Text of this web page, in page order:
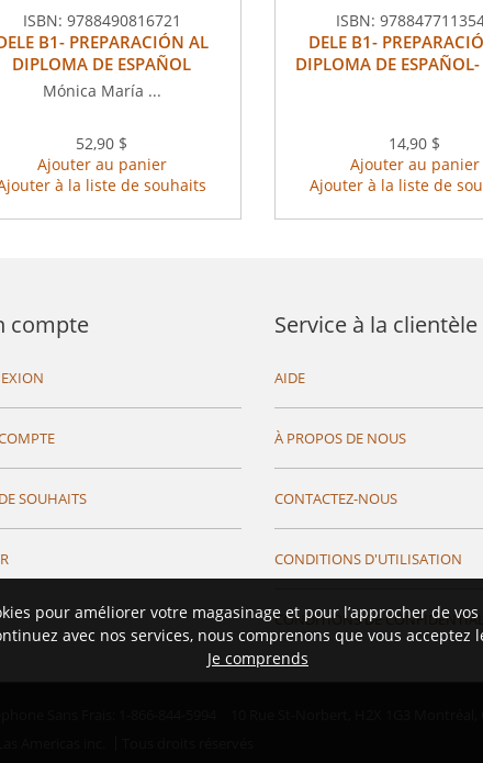
ISBN: 9788490816721
B1- PREPARACIÓN AL
DIPLOMA DE ESPAÑOL
Mónica María ...
52,90 $
Ajouter au panier
à la liste de souhaits
ISBN:
DELE B1-
DIPLOMA DE ESPAÑOL-
14,90 $
Ajouter au panier
Ajouter à la liste de
compte
SOUHAITS
Service à la clientèle
AIDE
À PROPOS DE NOUS
CONTACTEZ-NOUS
CONDITIONS D'UTILISATION
CONDITIONS DE
pour améliorer votre magasinage et pour l’approcher de
avec nos services, nous comprenons que vous acceptez
Je comprends